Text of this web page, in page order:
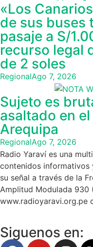
«Los
de sus buses
pasaje a S/
recurso legal
de 2 soles
RegionalAgo 7, 2026
Sujeto es
asaltado en
Arequipa
RegionalAgo 7, 2026
Radio Yaraví es una
contenidos informativos
su señal a través de la
Amplitud Modulada 930
www.radioyaravi.org.pe
Siguenos en: